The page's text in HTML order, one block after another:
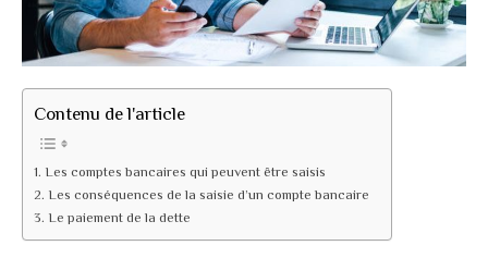
Contenu de l'article
Les comptes bancaires qui peuvent être saisis
Les conséquences de la saisie d’un compte bancaire
Le paiement de la dette